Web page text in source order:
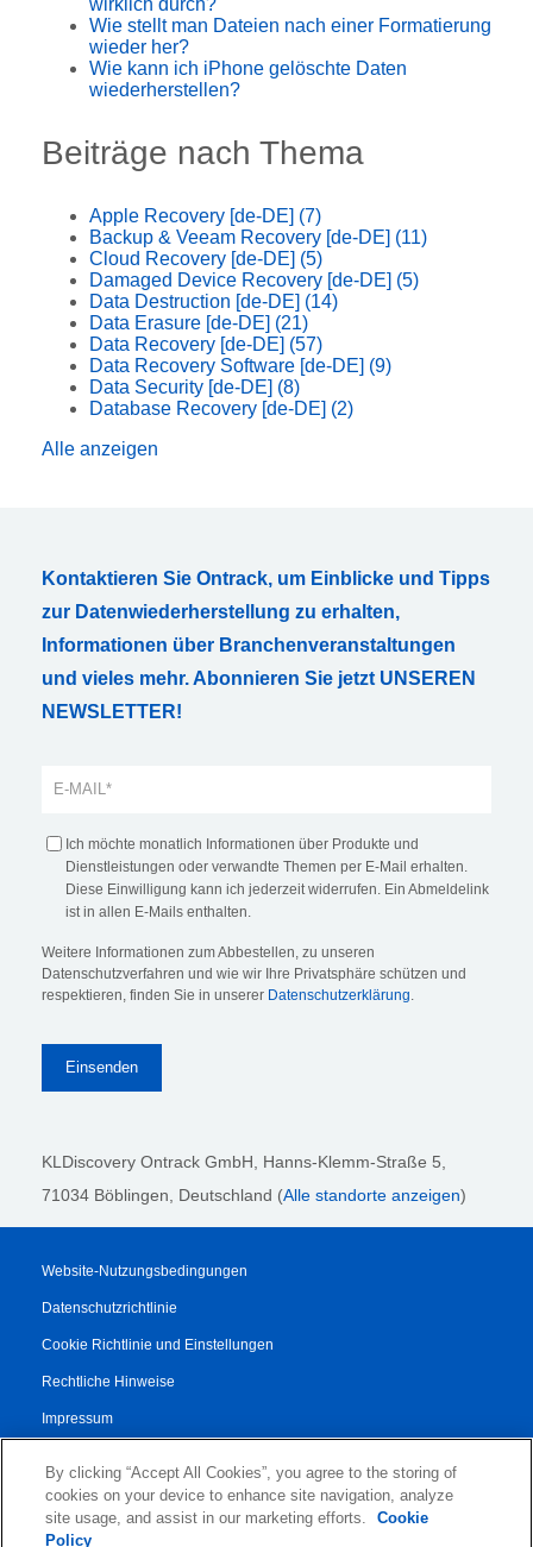
Wie stellt man Dateien nach einer Formatierung
wieder her?
Wie kann ich iPhone gelöschte Daten
wiederherstellen?
Beiträge nach Thema
Apple Recovery [de-DE] (7)
Backup & Veeam Recovery [de-DE] (11)
Cloud Recovery [de-DE] (5)
Damaged Device Recovery [de-DE] (5)
Data Destruction [de-DE] (14)
Data Erasure [de-DE] (21)
Data Recovery [de-DE] (57)
Data Recovery Software [de-DE] (9)
Data Security [de-DE] (8)
Database Recovery [de-DE] (2)
Alle anzeigen
Kontaktieren Sie Ontrack, um Einblicke und Tipps
zur Datenwiederherstellung zu erhalten,
Informationen über Branchenveranstaltungen
und vieles mehr. Abonnieren Sie jetzt UNSEREN
NEWSLETTER!
Ich möchte monatlich Informationen über Produkte und
Dienstleistungen oder verwandte Themen per E-Mail erhalten.
Diese Einwilligung kann ich jederzeit widerrufen. Ein Abmeldelink
ist in allen E-Mails enthalten.
Weitere Informationen zum Abbestellen, zu unseren
Datenschutzverfahren und wie wir Ihre Privatsphäre schützen und
respektieren, finden Sie in unserer Datenschutzerklärung
KLDiscovery Ontrack GmbH, Hanns-Klemm-Straße 5
71034 Böblingen , Deutschland (Alle standorte anzeigen)
Website-Nutzungsbedingungen
Datenschutzrichtlinie
Cookie Richtlinie und Einstellungen
Rechtliche Hinweise
Impressum
AGB
Vertrag für Autorisierte Partner
By clicking “Accept All Cookies”, you agree to the storing of
cookies on your device to enhance site navigation, analyze
site usage, and assist in our marketing efforts.
Cookie
Policy